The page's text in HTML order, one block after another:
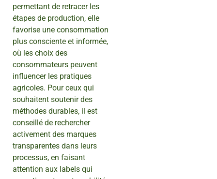
permettant de retracer les
étapes de production, elle
favorise une consommation
plus consciente et informée,
où les choix des
consommateurs peuvent
influencer les pratiques
agricoles. Pour ceux qui
souhaitent soutenir des
méthodes durables, il est
conseillé de rechercher
activement des marques
transparentes dans leurs
processus, en faisant
attention aux labels qui